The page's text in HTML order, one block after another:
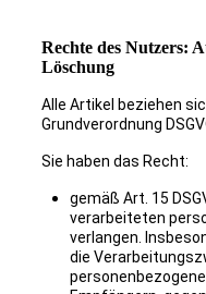
Rechte des Nutzers:
Löschung
Alle Artikel beziehen
Grundverordnung
Sie haben das Recht:
gemäß Art. 15
verarbeiteten
verlangen.
die